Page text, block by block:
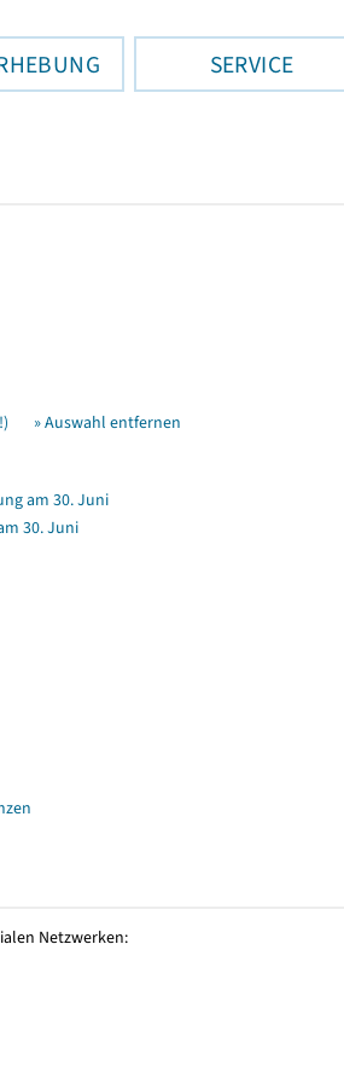
SERVICE
» Auswahl entfernen
am 30. Juni
30. Juni
Netzwerken: